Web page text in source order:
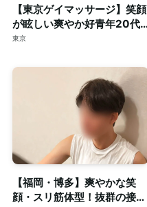
【東京ゲイマッサージ】笑顔
が眩しい爽やか好青年20代
スマート体型セラピスト◎清
東京
【福岡・博多】爽やかな笑
顔・スリ筋体型！抜群の接客